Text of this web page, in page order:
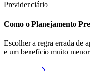
Previdenciário
Como o Planejamento
Escolher a regra errada de
e um benefício muito menor.